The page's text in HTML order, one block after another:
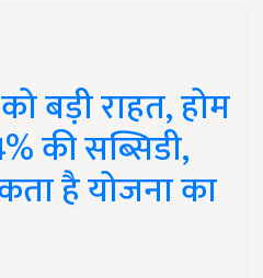
बड़ी राहत, होम
की सब्सिडी,
है योजना का